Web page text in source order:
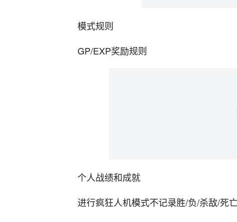
模式规则
GP/EXP奖励规则
个人战绩和成就
进行疯狂人机模式不记录胜/负/杀敌/死